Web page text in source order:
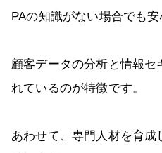
PAの知識がない場合でも安
顧客データの分析と情報セ
れているのが特徴です。
あわせて、専門人材を育成